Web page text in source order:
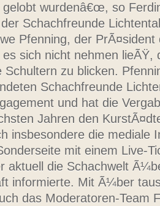
gelobt wurdenâ€œ, so
Schachfreunde
Pfenning, der PrÃ¤sident
sich nicht nehmen lieÃŸ,
zu blicken.
Schachfreunde
und hat die
Jahren den
insbesondere die mediale
mit einem Live-
aktuell die Schachwelt
informierte. Mit Ã¼ber
das Moderatoren-Team